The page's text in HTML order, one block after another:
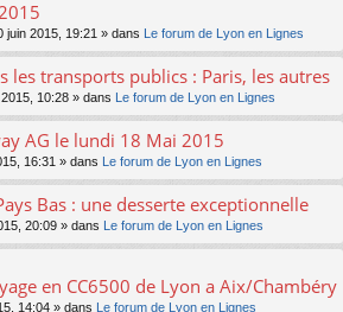
juin 2015, 19:21 » dans Le forum de Lyon en Lignes
les transports publics : Paris, les autres
10:28 » dans Le forum de Lyon en Lignes
AG le lundi 18 Mai 2015
16:31 » dans Le forum de Lyon en Lignes
Bas : une desserte exceptionnelle
20:09 » dans Le forum de Lyon en Lignes
en CC6500 de Lyon a Aix/Chambéry
14:04 » dans Le forum de Lyon en Lignes